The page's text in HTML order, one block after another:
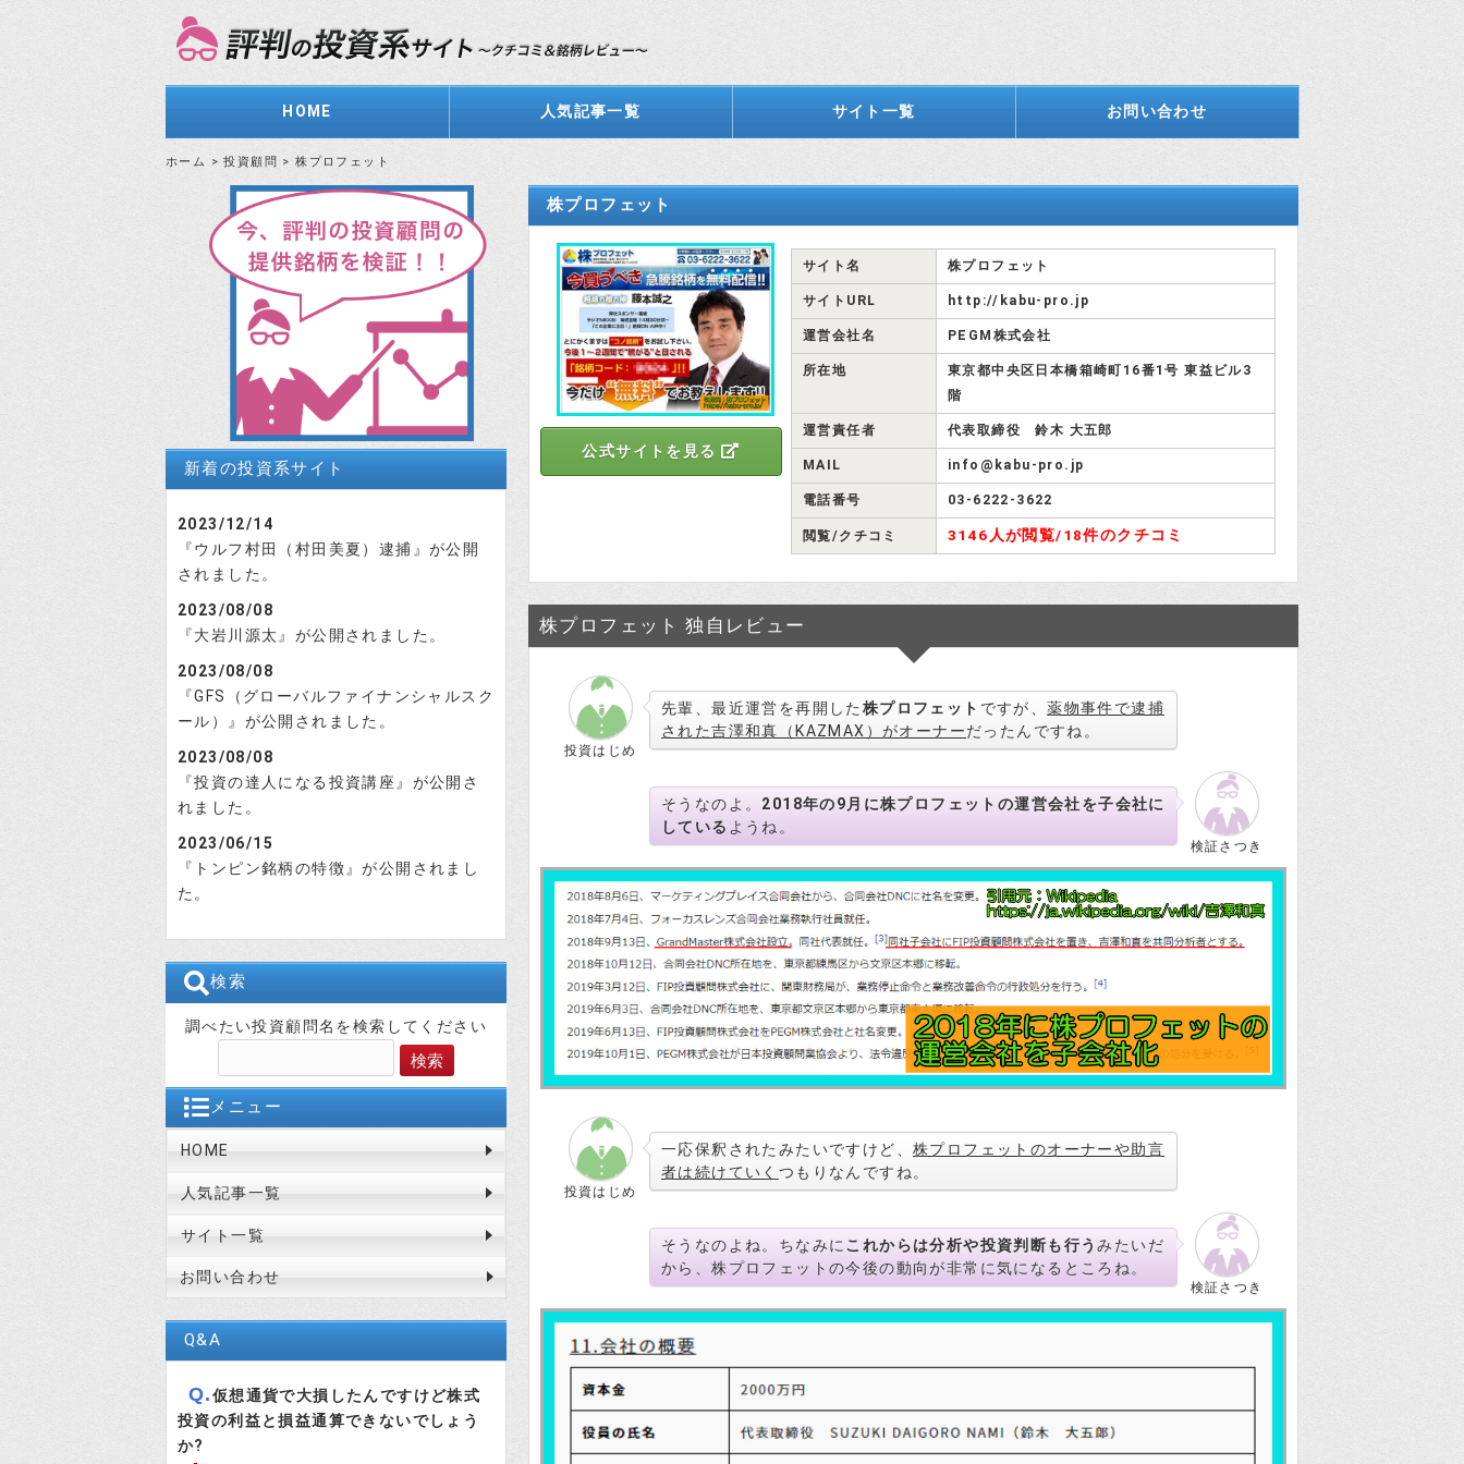
HOME 人気記事一覧 サイト一覧 お問い合わせ
ホーム >投資顧問 >株プロフェット
株プロフェット
公式サイトを見る
サイト名 株プロフェット
サイトURL http://kabu-pro.jp
運営会社名 PEGM株式会社
所在地
東京都中央区日本橋箱崎町16番1号 東益ビル3
階
運営責任者 代表取締役 鈴木 大五郎
MAIL info@kabu-pro.jp
電話番号 03-6222-3622
閲覧/クチコミ 3146人が閲覧/18件のクチコミ
株プロフェット 独自レビュー
投資はじめ
先輩、最近運営を再開した 株プロフェット ですが、薬物事件で逮捕
された吉澤和真（KAZMAX）がオーナーだったんですね。
検証さつき
そうなのよ。 2018年の9月に株プロフェットの運営会社を子会社に
している ようね。
投資はじめ
一応保釈されたみたいですけど、 株プロフェットのオーナーや助言
者は続けていく つもりなんですね。
検証さつき
そうなのよね。ちなみに これからは分析や投資判断も行うみたいだ
から、株プロフェットの今後の動向が非常に気になるところね。
新着の投資系サイト
2023/12/14
『ウルフ村田（村田美夏）逮捕』が公開
されました。
2023/08/08
『大岩川源太』が公開されました。
2023/08/08
『GFS（グローバルファイナンシャルスク
ール）』が公開されました。
2023/08/08
『投資の達人になる投資講座』が公開さ
れました。
2023/06/15
『トンピン銘柄の特徴』が公開されまし
た。
検索
調べたい投資顧問名を検索してください
メニュー
HOME
人気記事一覧
サイト一覧
お問い合わせ
Q&A
Q.仮想通貨で大損したんですけど株式
投資の利益と損益通算できないでしょう
か?